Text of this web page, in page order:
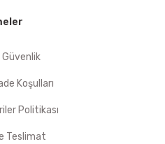
Güvenlik
Koşulları
Politikası
Teslimat